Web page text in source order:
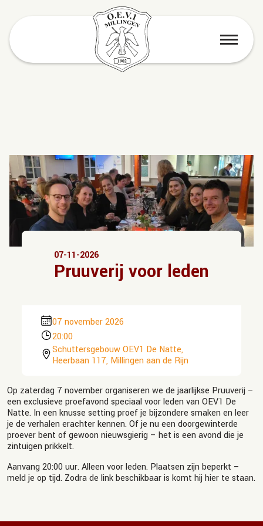
menu
07-11-2026
Pruuverij voor leden
07 november 2026
20:00
Schuttersgebouw OEV1 De Natte,
Heerbaan 117, Millingen aan de Rijn
Op zaterdag 7 november organiseren we de jaarlijkse Pruuverij –
een exclusieve proefavond speciaal voor leden van OEV1 De
Natte. In een knusse setting proef je bijzondere smaken en leer
je de verhalen erachter kennen. Of je nu een doorgewinterde
proever bent of gewoon nieuwsgierig – het is een avond die je
zintuigen prikkelt.
Aanvang 20:00 uur. Alleen voor leden. Plaatsen zijn beperkt –
meld je op tijd. Zodra de link beschikbaar is komt hij hier te staan.